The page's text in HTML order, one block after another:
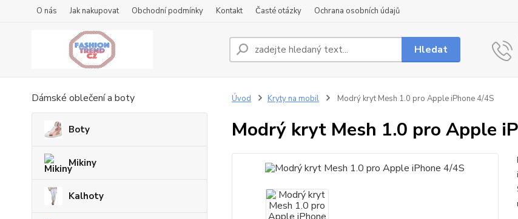
O nás Jak nakupovat Obchodní podmínky Kontakt Časté otázky Ochrana osobních údajů
Hledat
Dámské oblečení a boty
Boty
Mikiny
Kalhoty
Úvod Kryty na mobil Modrý kryt Mesh 1.0 pro Apple iPhone 4/4S
Modrý kryt Mesh 1.0 pro Apple